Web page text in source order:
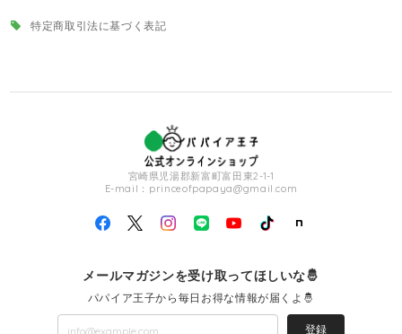
特定商取引法に基づく表記
宮崎県児湯郡新富町富田東2-1-1
E-mail： princeofpapaya@gmail.com
メールマガジンを受け取ってほしいな🤴
パパイア王子から毎日お得な情報が届くよ🤴
登録